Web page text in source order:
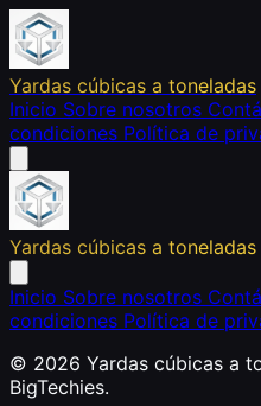
Yardas cúbicas a toneladas
Inicio Sobre nosotros
condiciones Política de
Yardas cúbicas a toneladas
Inicio Sobre nosotros
condiciones Política de
© 2026 Yardas cúbicas a
BigTechies.